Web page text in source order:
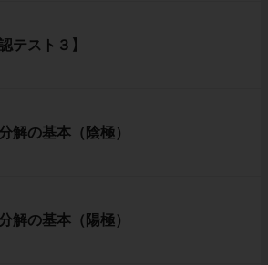
テスト３】
解の基本（陰極）
解の基本（陽極）